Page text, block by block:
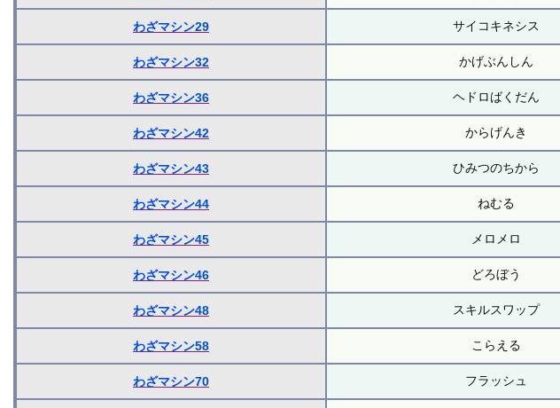
わざマシン29 サイコキネシス
わざマシン32 かげぶんしん
わざマシン36 ヘドロばくだん
わざマシン42 からげんき
わざマシン43 ひみつのちから
わざマシン44 ねむる
わざマシン45 メロメロ
わざマシン46 どろぼう
わざマシン48 スキルスワップ
わざマシン58 こらえる
わざマシン70 フラッシュ